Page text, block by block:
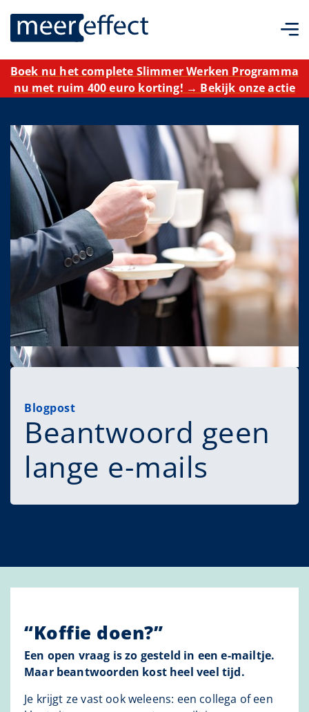
Boek nu het complete Slimmer Werken Programma
nu met ruim 400 euro korting! → Bekijk onze actie
Blogpost
Beantwoord geen
lange e-mails
“Koffie doen?”
Een open vraag is zo gesteld in een e-mailtje.
Maar beantwoorden kost heel veel tijd.
Je krijgt ze vast ook weleens: een collega of een